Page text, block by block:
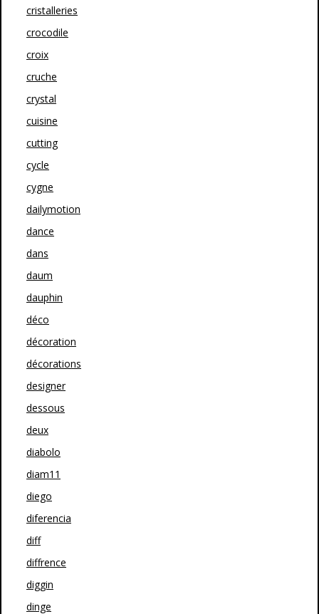
cristalleries
crocodile
croix
cruche
crystal
cuisine
cutting
cycle
cygne
dailymotion
dance
dans
daum
dauphin
déco
décoration
décorations
designer
dessous
deux
diabolo
diam11
diego
diferencia
diff
diffrence
diggin
dinge